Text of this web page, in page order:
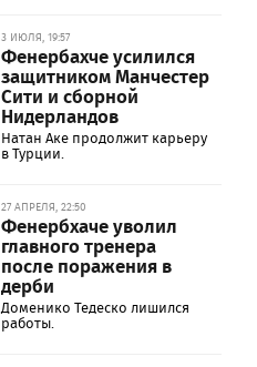
3 ИЮЛЯ, 19:57
Фенербахче усилился
защитником Манчестер
Сити и сборной
Нидерландов
Натан Аке продолжит карьеру
в Турции.
27 АПРЕЛЯ, 22:50
Фенербхаче уволил
главного тренера
после поражения в
дерби
Доменико Тедеско лишился
работы.